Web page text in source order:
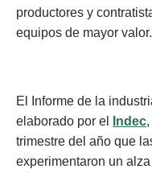
productores y
equipos de mayor valor.
El Informe de la
elaborado por el
Indec
trimestre del año que
experimentaron un